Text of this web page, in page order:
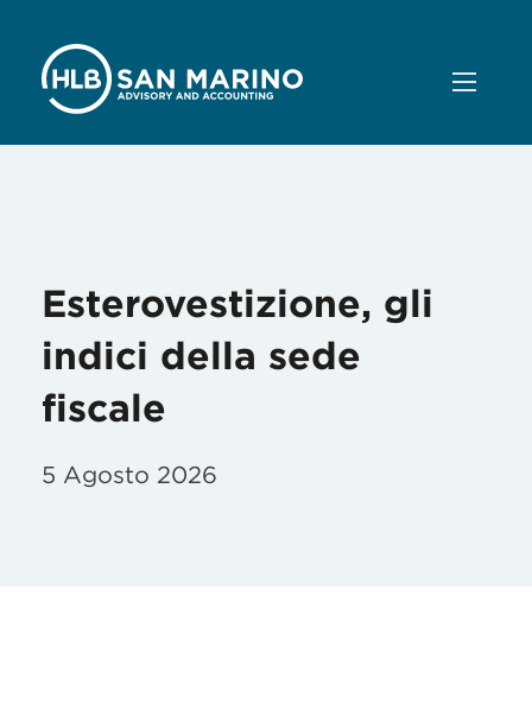
Esterovestizione, gli
indici della sede
fiscale
5 Agosto 2026